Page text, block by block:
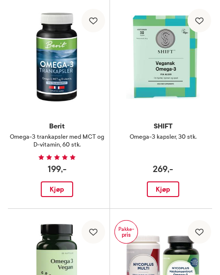
Berit
Omega-3 trankapsler med MCT og
D-vitamin, 60 stk.
199,-
Kjøp
SHIFT
Omega-3 kapsler, 30 stk.
269,-
Kjøp
Pakke-
pris